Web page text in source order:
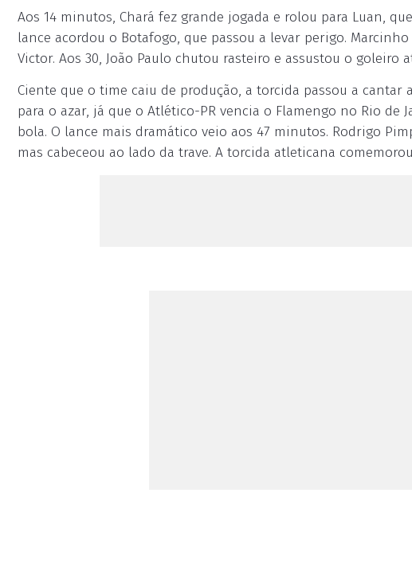
Aos 14 minutos, Chará fez grande jogada e rolou para Luan,
lance acordou o Botafogo, que passou a levar perigo.
Victor. Aos 30, João Paulo chutou rasteiro e assustou o goleiro
Ciente que o time caiu de produção, a torcida passou a
para o azar, já que o Atlético-PR vencia o Flamengo no Rio de
bola. O lance mais dramático veio aos 47 minutos. Rodrigo
mas cabeceou ao lado da trave. A torcida atleticana